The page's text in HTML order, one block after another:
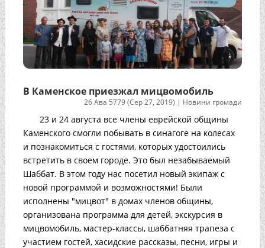
В Каменское приезжал мицвомобиль
26 Ава 5779 (Сер 27, 2019) | Новини громади
23 и 24 августа все члены еврейской общины
Каменского смогли побывать в синагоге на колесах
и познакомиться с гостями, которых удостоились
встретить в своем городе. Это был незабываемый
Шаббат. В этом году нас посетил новый экипаж с
новой программой и возможностями! Были
исполнены "мицвот" в домах членов общины,
организована программа для детей, экскурсия в
мицвомобиль, мастер-классы, шаббатняя трапеза с
участием гостей, хасидские рассказы, песни, игры и